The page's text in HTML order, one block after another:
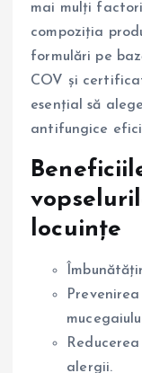
mai mulți
compoziția
formulări pe
COV și
esențial să
antifungice
locuințe
alergii.